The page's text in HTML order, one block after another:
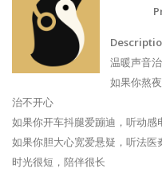
温暖声音
如果你熬
治不开心
如果你开车抖腿爱蹦迪，听动
如果你胆大心宽爱悬疑，听法
时光很短，陪伴很长